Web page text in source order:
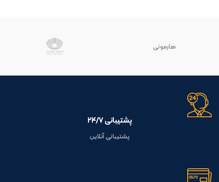
هارمونی
پشتیبانی ۲۴/۷
پشتیبانی آنلاین